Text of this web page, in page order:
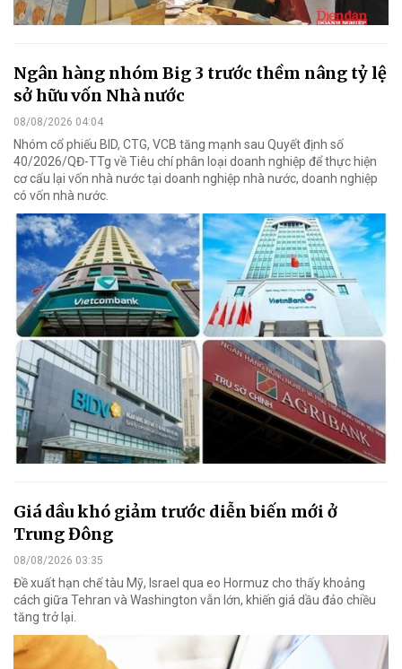
Ngân hàng nhóm Big 3 trước thềm nâng tỷ lệ
sở hữu vốn Nhà nước
08/08/2026 04:04
Nhóm cổ phiếu BID, CTG, VCB tăng mạnh sau Quyết định số
40/2026/QĐ-TTg về Tiêu chí phân loại doanh nghiệp để thực hiện
cơ cấu lại vốn nhà nước tại doanh nghiệp nhà nước, doanh nghiệp
có vốn nhà nước.
Giá dầu khó giảm trước diễn biến mới ở
Trung Đông
08/08/2026 03:35
Đề xuất hạn chế tàu Mỹ, Israel qua eo Hormuz cho thấy khoảng
cách giữa Tehran và Washington vẫn lớn, khiến giá dầu đảo chiều
tăng trở lại.